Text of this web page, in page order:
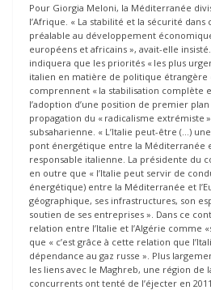
Pour Giorgia Meloni, la Méditerranée
l’Afrique. « La stabilité et la sécurité
préalable au développement
européens et africains », avait-elle
indiquera que les priorités « les plus
italien en matière de politique étrangère
comprennent « la stabilisation complète
l’adoption d’une position de premier
propagation du « radicalisme extrémiste
subsaharienne. « L’Italie peut-être (…)
pont énergétique entre la Méditerranée
responsable italienne. La présidente du
en outre que « l’Italie peut servir de
énergétique) entre la Méditerranée et
géographique, ses infrastructures, son
soutien de ses entreprises ». Dans ce
relation entre l’Italie et l’Algérie comme
que « c’est grâce à cette relation que
dépendance au gaz russe ». Plus
les liens avec le Maghreb, une région de
concurrents ont tenté de l’éjecter en 2011.